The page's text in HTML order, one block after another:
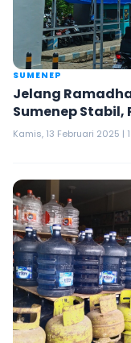
SUMENEP
Jelang
Sumenep Stabil,
Beradaptasi
Kamis, 13 Februari 2025 |